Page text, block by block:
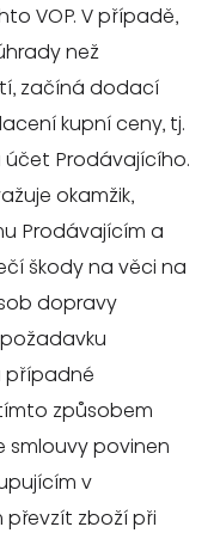
VOP. V případě,
než
začíná dodací
kupní ceny, tj.
Prodávajícího.
okamžik,
Prodávajícím a
škody na věci na
dopravy
případné
způsobem
smlouvy povinen
v
zboží při